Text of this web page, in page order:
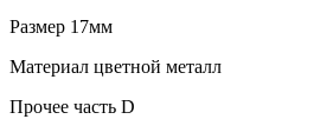
Размер 17мм
Материал цветной металл
Прочее часть D